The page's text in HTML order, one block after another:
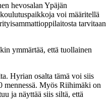
hevosalan Ypäjän
voi määritellä
tarvitaan
ymmärtää, että tuollainen
Hyrian osalta tämä voi siis
mennessä. Myös Riihimäki on
ja näyttää siis siltä, että